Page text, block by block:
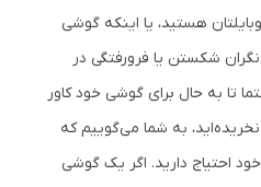
هستید، یا اینکه گوشی
شکستن یا فرورفتگی در
تا به حال برای گوشی خود کاور
نخریده‌اید، به شما می‌گوییم که
احتیاج دارید. اگر یک گوشی